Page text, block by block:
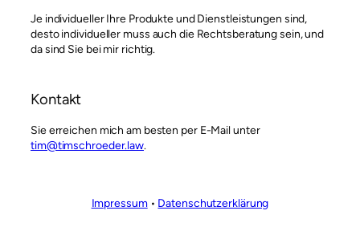
Je individueller Ihre Produkte und Dienstleistungen sind,
desto individueller muss auch die Rechtsberatung sein, und
da sind Sie bei mir richtig.
Kontakt
Sie erreichen mich am besten per E-Mail unter
tim@timschroeder.law.
Impressum• Datenschutzerklärung